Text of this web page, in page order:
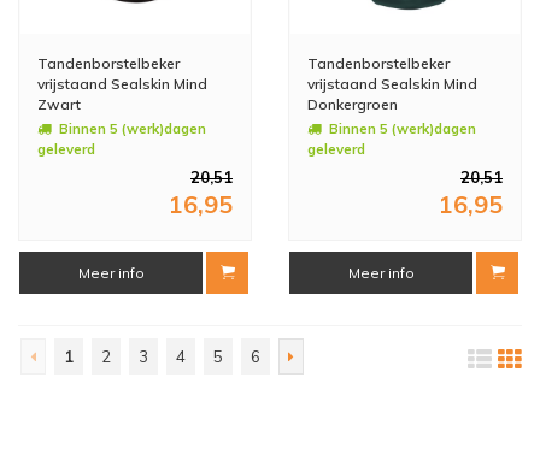
Tandenborstelbeker
vrijstaand Sealskin Mind
Zwart
Binnen 5 (werk)dagen
geleverd
20,51
16,95
Meer info
Tandenborstelbeker
vrijstaand Sealskin Mind
Donkergroen
Binnen 5 (werk)dagen
geleverd
20,51
16,95
Meer info
1 2 3 4 5 6